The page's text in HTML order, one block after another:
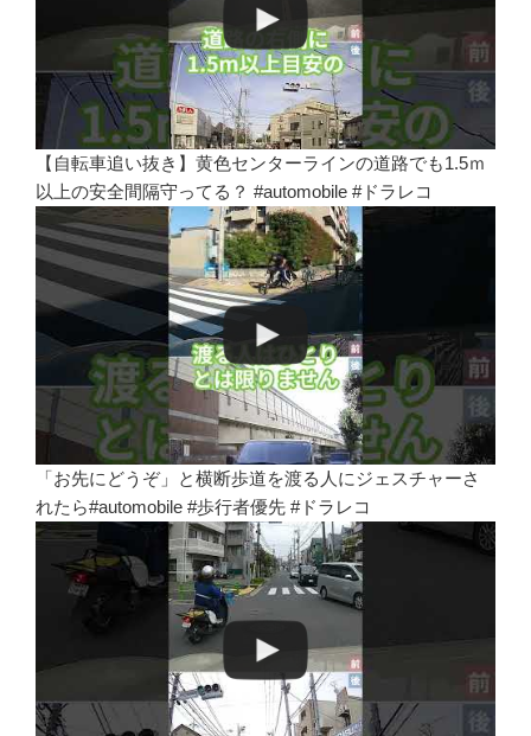
【自転車追い抜き】黄色センターラインの道路でも1.5ｍ
以上の安全間隔守ってる？ #automobile #ドラレコ
「お先にどうぞ」と横断歩道を渡る人にジェスチャーさ
れたら#automobile #歩行者優先 #ドラレコ